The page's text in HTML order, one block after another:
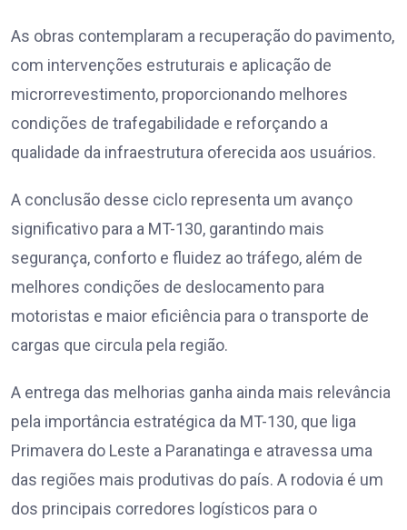
As obras contemplaram a recuperação do pavimento,
com intervenções estruturais e aplicação de
microrrevestimento, proporcionando melhores
condições de trafegabilidade e reforçando a
qualidade da infraestrutura oferecida aos usuários.
A conclusão desse ciclo representa um avanço
significativo para a MT-130, garantindo mais
segurança, conforto e fluidez ao tráfego, além de
melhores condições de deslocamento para
motoristas e maior eficiência para o transporte de
cargas que circula pela região.
A entrega das melhorias ganha ainda mais relevância
pela importância estratégica da MT-130, que liga
Primavera do Leste a Paranatinga e atravessa uma
das regiões mais produtivas do país. A rodovia é um
dos principais corredores logísticos para o